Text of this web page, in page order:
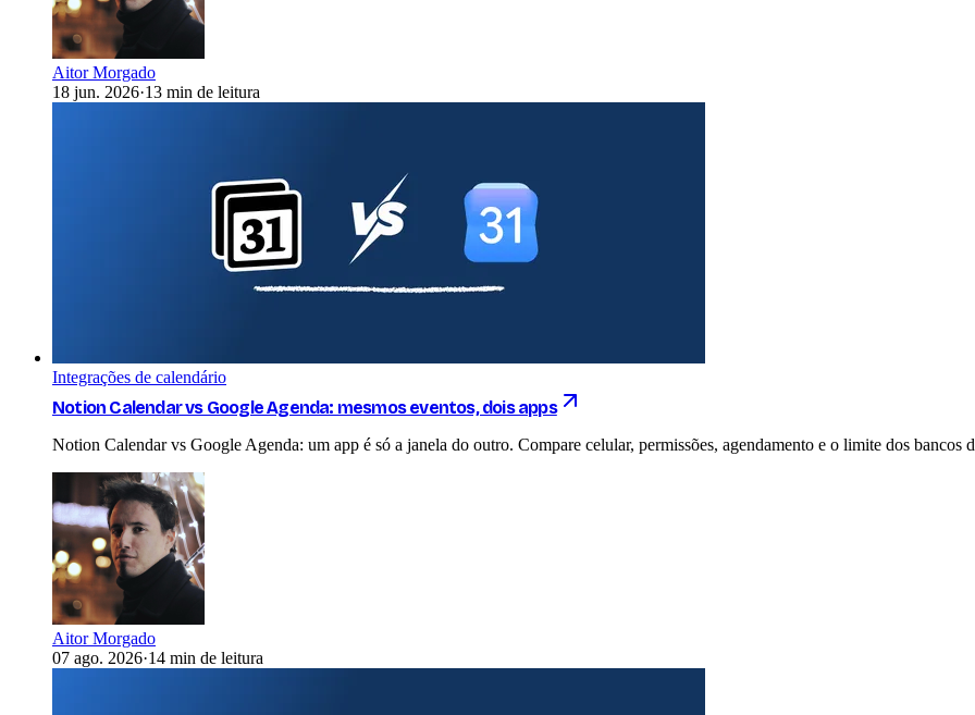
Aitor Morgado
18 jun. 2026·13 min de leitura
Integrações de calendário
Notion Calendar vs Google Agenda: mesmos eventos, dois apps
Notion Calendar vs Google Agenda: um app é só a janela do outro. Compare celular, permissões, agendamento e o limite dos bancos
Aitor Morgado
07 ago. 2026·14 min de leitura